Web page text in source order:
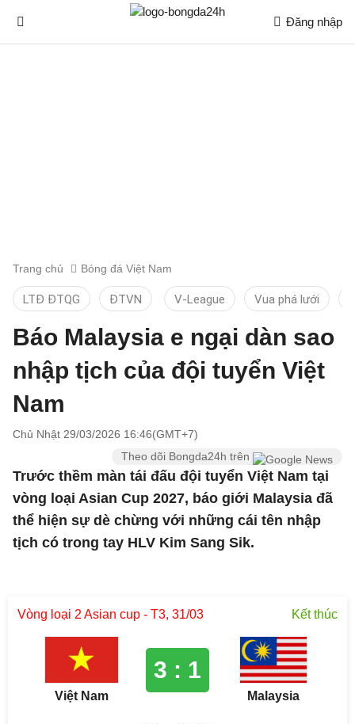
Đăng nhập
Trang chủ Bóng đá Việt Nam
LTĐ ĐTQG ĐTVN V-League Vua phá lưới
Báo Malaysia e ngại dàn sao
nhập tịch của đội tuyển Việt
Nam
Chủ Nhật 29/03/2026 16:46(GMT+7)
Theo dõi Bongda24h trên
Trước thềm màn tái đấu đội tuyển Việt Nam tại
vòng loại Asian Cup 2027, báo giới Malaysia đã
thể hiện sự dè chừng với những cái tên nhập
tịch có trong tay HLV Kim Sang Sik.